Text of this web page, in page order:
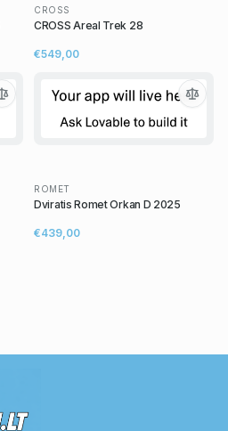
CROSS
CROSS Areal Trek 28
€549,00
ROMET
Dviratis Romet Orkan D 2025
€439,00